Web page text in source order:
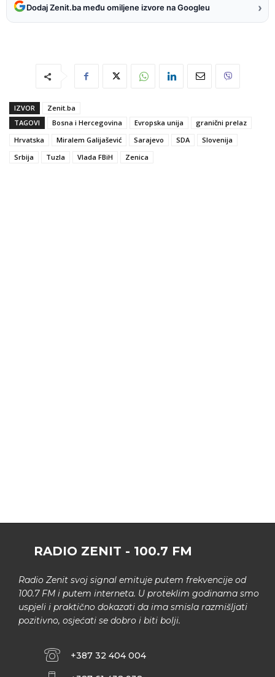
Dodaj Zenit.ba među omiljene izvore na Googleu ›
IZVOR
Zenit.ba
TAGOVI
Bosna i Hercegovina Evropska unija
granični prelaz
Hrvatska
Miralem Galijašević Sarajevo SDA
Slovenija
Srbija
Tuzla Vlada FBiH Zenica
RADIO ZENIT - 100.7 FM
Radio Zenit svoj signal emituje putem frekvencije od
100.7 FM i putem interneta. U proteklim godinama smo
uspjeli i praktično dokazati da ima smisla razmišljati
pozitivno, osjećati se dobro i biti bolji.
+387 32 404 004